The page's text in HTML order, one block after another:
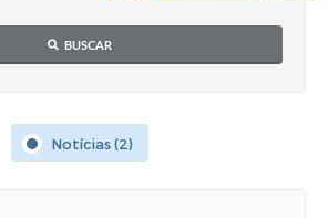
Municipal
BUSCAR
Notícias (2)